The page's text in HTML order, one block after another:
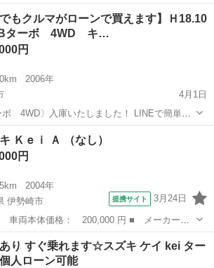
く東京へ越す予定があり、安くお譲りしま
宇都宮駅 Kei
でもクルマがローンで買えます】Ｈ18.10
ターボ 4WD キ…
円
2006年
4月1日
4WD〕入庫いたしました！ LINEで簡単問
相談無料で出来る♪下記より友達登録できます
★く...
Ｋｅｉ Ａ （なし）
円
2004年
伊勢崎市
提携サイト 3月24日
： Ｋｅｉ ■ グレード名： Ａ ■ 排気
数： 5D ■ ミッション： MT5速 ■ 店舗P...
Kei
り すぐ乗れます☆スズキ ケイ kei ター
人ローン可能